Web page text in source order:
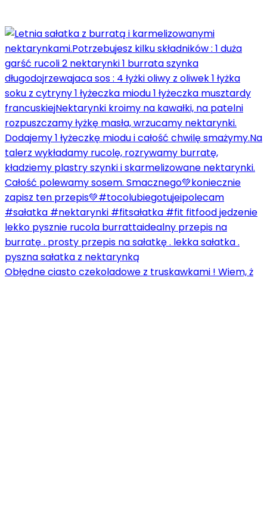
Obłędne ciasto czekoladowe z truskawkami ! Wiem, ż